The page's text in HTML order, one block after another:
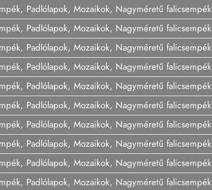
Padlólapok, Mozaikok, Nagyméretű falicsempék
Padlólapok, Mozaikok, Nagyméretű falicsempék
Padlólapok, Mozaikok, Nagyméretű falicsempék
Padlólapok, Mozaikok, Nagyméretű falicsempék
Padlólapok, Mozaikok, Nagyméretű falicsempék
Padlólapok, Mozaikok, Nagyméretű falicsempék
Padlólapok, Mozaikok, Nagyméretű falicsempék
Padlólapok, Mozaikok, Nagyméretű falicsempék
Padlólapok, Mozaikok, Nagyméretű falicsempék
Padlólapok, Mozaikok, Nagyméretű falicsempék